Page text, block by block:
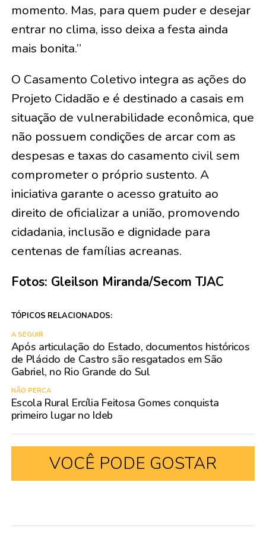
momento. Mas, para quem puder e desejar
entrar no clima, isso deixa a festa ainda
mais bonita.”
O Casamento Coletivo integra as ações do
Projeto Cidadão e é destinado a casais em
situação de vulnerabilidade econômica, que
não possuem condições de arcar com as
despesas e taxas do casamento civil sem
comprometer o próprio sustento. A
iniciativa garante o acesso gratuito ao
direito de oficializar a união, promovendo
cidadania, inclusão e dignidade para
centenas de famílias acreanas.
Fotos: Gleilson Miranda/Secom TJAC
TÓPICOS RELACIONADOS:
A SEGUIR
Após articulação do Estado, documentos históricos
de Plácido de Castro são resgatados em São
Gabriel, no Rio Grande do Sul
NÃO PERCA
Escola Rural Ercília Feitosa Gomes conquista
primeiro lugar no Ideb
VOCÊ PODE GOSTAR